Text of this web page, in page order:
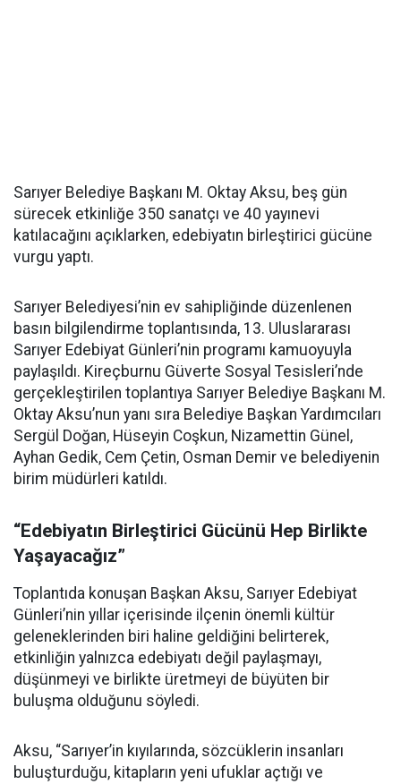
Sarıyer Belediye Başkanı M. Oktay Aksu, beş gün
sürecek etkinliğe 350 sanatçı ve 40 yayınevi
katılacağını açıklarken, edebiyatın birleştirici gücüne
vurgu yaptı.
Sarıyer Belediyesi’nin ev sahipliğinde düzenlenen
basın bilgilendirme toplantısında, 13. Uluslararası
Sarıyer Edebiyat Günleri’nin programı kamuoyuyla
paylaşıldı. Kireçburnu Güverte Sosyal Tesisleri’nde
gerçekleştirilen toplantıya Sarıyer Belediye Başkanı M.
Oktay Aksu’nun yanı sıra Belediye Başkan Yardımcıları
Sergül Doğan, Hüseyin Coşkun, Nizamettin Günel,
Ayhan Gedik, Cem Çetin, Osman Demir ve belediyenin
birim müdürleri katıldı.
“Edebiyatın Birleştirici Gücünü Hep Birlikte
Yaşayacağız”
Toplantıda konuşan Başkan Aksu, Sarıyer Edebiyat
Günleri’nin yıllar içerisinde ilçenin önemli kültür
geleneklerinden biri haline geldiğini belirterek,
etkinliğin yalnızca edebiyatı değil paylaşmayı,
düşünmeyi ve birlikte üretmeyi de büyüten bir
buluşma olduğunu söyledi.
Aksu, “Sarıyer’in kıyılarında, sözcüklerin insanları
buluşturduğu, kitapların yeni ufuklar açtığı ve